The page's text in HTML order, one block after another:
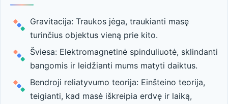
Gravitacija: Traukos jėga, traukianti masę
turinčius objektus vieną prie kito.
Šviesa: Elektromagnetinė spinduliuotė, sklindanti
bangomis ir leidžianti mums matyti daiktus.
Bendroji reliatyvumo teorija: Einšteino teorija,
teigianti, kad masė iškreipia erdvę ir laiką,